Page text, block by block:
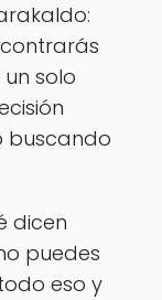
solo
buscando
dicen
puedes
eso y